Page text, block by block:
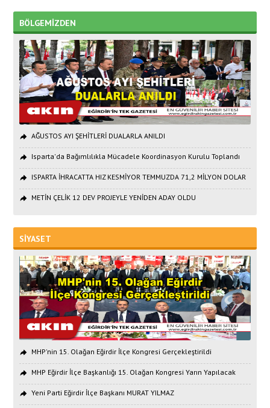
BÖLGEMİZDEN
AĞUSTOS AYI ŞEHİTLERİ DUALARLA ANILDI
Isparta'da Bağımlılıkla Mücadele Koordinasyon Kurulu Toplandı
ISPARTA İHRACATTA HIZ KESMİYOR TEMMUZDA 71,2 MİLYON DOLAR
METİN ÇELİK 12 DEV PROJEYLE YENİDEN ADAY OLDU
SİYASET
MHP'nin 15. Olağan Eğirdir İlçe Kongresi Gerçekleştirildi
MHP Eğirdir İlçe Başkanlığı 15. Olağan Kongresi Yarın Yapılacak
Yeni Parti Eğirdir İlçe Başkanı MURAT YILMAZ